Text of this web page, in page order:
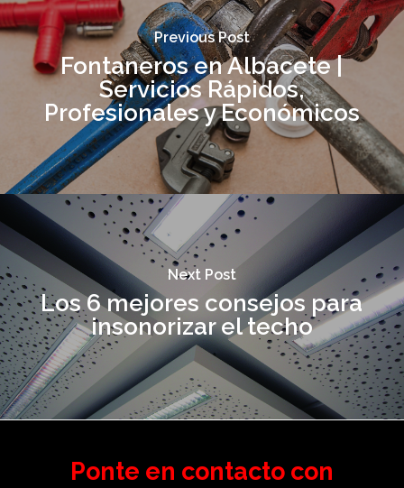
Previous Post
Fontaneros en Albacete |
Servicios Rápidos,
Profesionales y Económicos
Next Post
Los 6 mejores consejos para
insonorizar el techo
Ponte en contacto con